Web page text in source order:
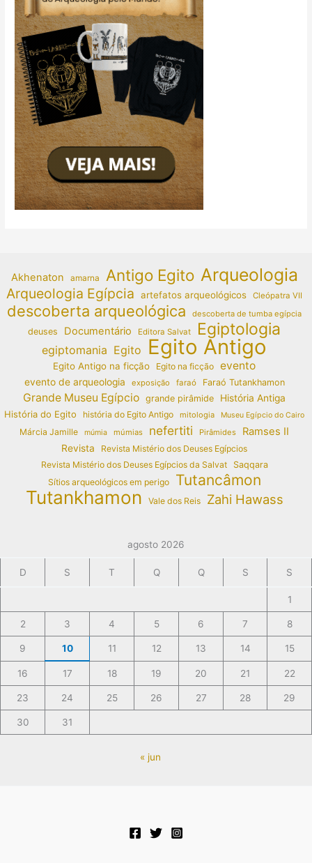
Akhenaton amarna Antigo Egito Arqueologia
Arqueologia Egípcia artefatos arqueológicos Cleópatra VII
descoberta arqueológica descoberta de tumba egípcia
deuses Documentário Editora Salvat Egiptologia
egiptomania Egito Egito Antigo
Egito Antigo na ficção Egito na ficção evento
evento de arqueologia exposição faraó Faraó Tutankhamon
Grande Museu Egípcio grande pirâmide
História Antiga
História do Egito
história do Egito Antigo mitologia Museu Egípcio do Cairo
Márcia Jamille múmia múmias nefertiti Pirâmides Ramses II
Revista
Revista Mistério dos Deuses Egípcios
Revista Mistério dos Deuses Egípcios da Salvat
Saqqara
Sítios arqueológicos em perigo
Tutancâmon
Tutankhamon Vale dos Reis Zahi Hawass
agosto 2026
D S T Q Q S S
1
2 3 4 5 6 7 8
9 10 11 12 13 14 15
16 17 18 19 20 21 22
23 24 25 26 27 28 29
30 31
« jun